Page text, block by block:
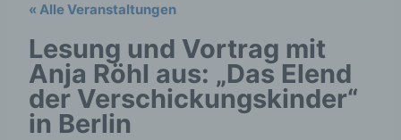
« Alle Veranstaltungen
Lesung und Vortrag mit
Anja Röhl aus: „Das Elend
der Verschickungskinder“
in Berlin